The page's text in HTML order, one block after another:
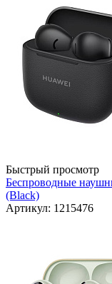
Быстрый просмотр
Беспроводные
(Black)
Артикул: 1215476